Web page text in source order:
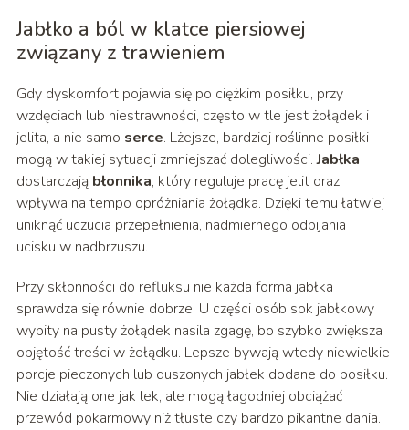
Jabłko a ból w klatce piersiowej
związany z trawieniem
Gdy dyskomfort pojawia się po ciężkim posiłku, przy
wzdęciach lub niestrawności, często w tle jest żołądek i
jelita, a nie samo serce. Lżejsze, bardziej roślinne posiłki
mogą w takiej sytuacji zmniejszać dolegliwości.Jabłka
dostarczają błonnika, który reguluje pracę jelit oraz
wpływa na tempo opróżniania żołądka. Dzięki temu łatwiej
uniknąć uczucia przepełnienia, nadmiernego odbijania i
ucisku w nadbrzuszu.
Przy skłonności do refluksu nie każda forma jabłka
sprawdza się równie dobrze. U części osób sok jabłkowy
wypity na pusty żołądek nasila zgagę, bo szybko zwiększa
objętość treści w żołądku. Lepsze bywają wtedy niewielkie
porcje pieczonych lub duszonych jabłek dodane do posiłku.
Nie działają one jak lek, ale mogą łagodniej obciążać
przewód pokarmowy niż tłuste czy bardzo pikantne dania.